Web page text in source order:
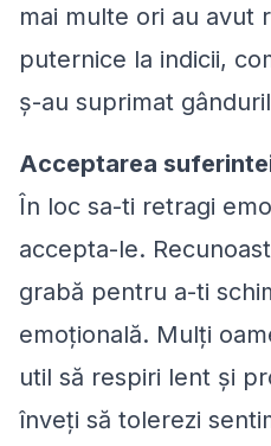
mai multe ori au avut
puternice la indicii,
ş-au suprimat
Acceptarea
În loc sa-ti retragi
accepta-le.
grabă pentru a-ti
emoțională. Mulți
util să respiri lent și
înveți să tolerezi